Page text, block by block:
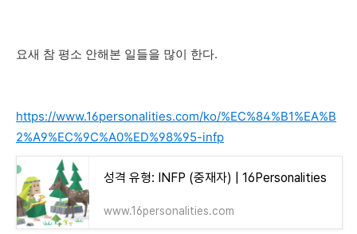
요새 참 평소 안해본 일들을 많이 한다.
https://www.16personalities.com/ko/%EC%84%B1%EA%B
2%A9%EC%9C%A0%ED%98%95-infp
성격 유형: INFP (중재자) | 16Personalities
www.16personalities.com